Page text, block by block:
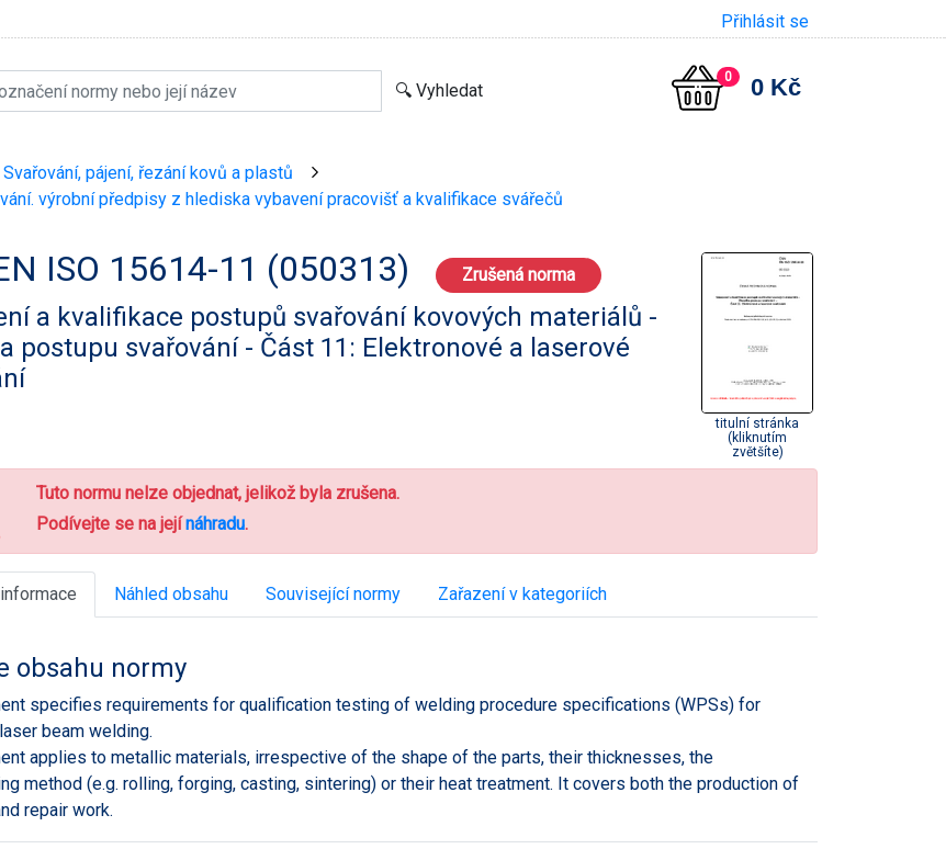
Přihlásit se
0 0 Kč
pájení, řezání kovů a plastů
výrobní předpisy z hlediska vybavení pracovišť a kvalifikace svářečů
ISO 15614-11 (050313) Zrušená norma
a kvalifikace postupů svařování kovových materiálů -
postupu svařování - Část 11: Elektronové a laserové
titulní stránka
(kliknutím
zvětšíte)
Tuto normu nelze objednat, jelikož byla zrušena.
Podívejte se na jejínáhradu.
Náhled obsahu Související normy Zařazení v kategoriích
obsahu normy
specifies requirements for qualification testing of welding procedure specifications (WPSs) for
beam welding.
applies to metallic materials, irrespective of the shape of the parts, their thicknesses, the
method (e.g. rolling, forging, casting, sintering) or their heat treatment. It covers both the production of
repair work.